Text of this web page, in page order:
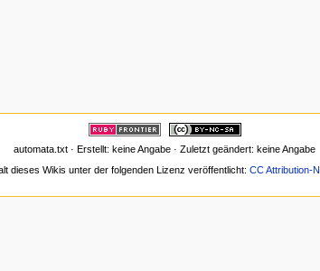
automata.txt · Erstellt: keine Angabe · Zuletzt geändert: keine Angabe
dieses Wikis unter der folgenden Lizenz veröffentlicht: CC Attribution-